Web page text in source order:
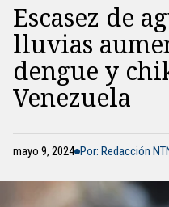
Escasez de
lluvias
dengue y
Venezuela
mayo 9, 2024 Por: Redacción